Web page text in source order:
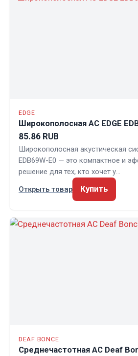
EDGE
Широкополосная АС EDGE
85.86 RUB
Широкополосная акустическая
EDB69W-E0 — это компактное и
решение для тех, кто хочет у…
Открыть товар
Купить
DEAF BONCE
Среднечастотная АС Deaf